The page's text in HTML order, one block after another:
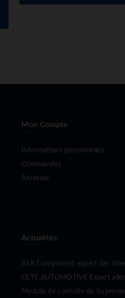
Mon Compte
Informations personnelles
Commandes
Adresses
Actualités
ASR Component expert des
CETE AUTOMOTIVE Expert
Module de contrôle de